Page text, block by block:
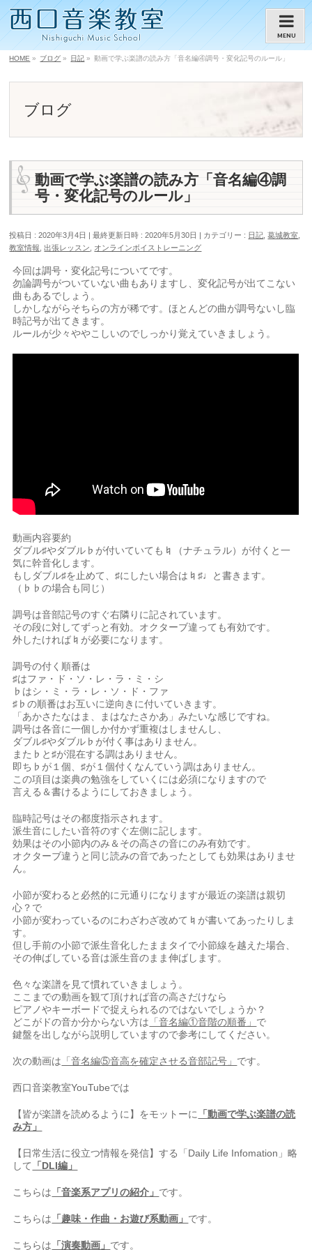
MENU
HOME » ブログ » 日記 » 動画で学ぶ楽譜の読み方「音名編④調号・変化記号のルール」
ブログ
動画で学ぶ楽譜の読み方「音名編④調
号・変化記号のルール」
投稿日 : 2020年3月4日 最終更新日時 : 2020年5月30日 カテゴリー : 日記 ,葛城教室
教室情報 ,出張レッスン オンラインボイストレーニング
今回は調号・変化記号についてです。
勿論調号がついていない曲もありますし、変化記号が出てこない
曲もあるでしょう。
しかしながらそちらの方が稀です。ほとんどの曲が調号ないし臨
時記号が出てきます。
ルールが少々ややこしいのでしっかり覚えていきましょう。
動画内容要約
ダブル♯やダブル♭が付いていても♮（ナチュラル）が付くと一
気に幹音化します。
もしダブル♯を止めて、♯にしたい場合は♮♯♩と書きます。
（♭♭の場合も同じ）
調号は音部記号のすぐ右隣りに記されています。
その段に対してずっと有効。オクターブ違っても有効です。
外したければ♮が必要になります。
調号の付く順番は
♯はファ・ド・ソ・レ・ラ・ミ・シ
♭はシ・ミ・ラ・レ・ソ・ド・ファ
♯♭の順番はお互いに逆向きに付いていきます。
「あかさたなはま、まはなたさかあ」みたいな感じですね。
調号は各音に一個しか付かず重複はしませんし、
ダブル♯やダブル♭が付く事はありません。
また♭と♯が混在する調はありません。
即ち♭が１個、♯が１個付くなんていう調はありません。
この項目は楽典の勉強をしていくには必須になりますので
言える＆書けるようにしておきましょう。
臨時記号はその都度指示されます。
派生音にしたい音符のすぐ左側に記します。
効果はその小節内のみ＆その高さの音にのみ有効です。
オクターブ違うと同じ読みの音であったとしても効果はありませ
ん。
小節が変わると必然的に元通りになりますが最近の楽譜は親切
心？で
小節が変わっているのにわざわざ改めて♮が書いてあったりしま
す。
但し手前の小節で派生音化したままタイで小節線を越えた場合、
その伸ばしている音は派生音のまま伸ばします。
色々な楽譜を見て慣れていきましょう。
ここまでの動画を観て頂ければ音の高さだけなら
ピアノやキーボードで捉えられるのではないでしょうか？
どこがドの音か分からない方は 「音名編①音階の順番」 で
鍵盤を出しながら説明していますので参考にしてください。
次の動画は 「音名編⑤音高を確定させる音部記号」 です。
西口音楽教室YouTubeでは⠀
【皆が楽譜を読めるように】をモットーに
「動画で学ぶ楽譜の読
み方」
【日常生活に役立つ情報を発信】する「Daily Life Infomation」略
して
「DLI編」
こちらは 「音楽系アプリの紹介」 です。
こちらは 「趣味・作曲・お遊び系動画」 です。
こちらは 「演奏動画」 です。